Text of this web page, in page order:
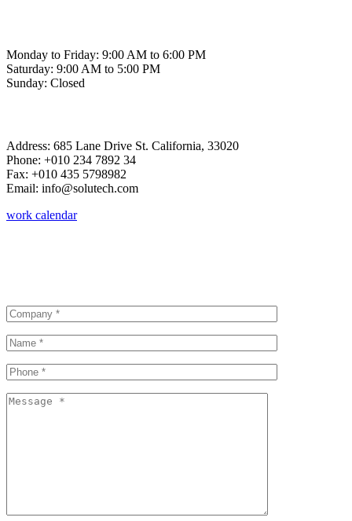
Monday to Friday: 9:00 AM to 6:00 PM
Saturday: 9:00 AM to 5:00 PM
Sunday: Closed
Address: 685 Lane Drive St. California, 33020
Phone: +010 234 7892 34
Fax: +010 435 5798982
Email: info@solutech.com
work calendar